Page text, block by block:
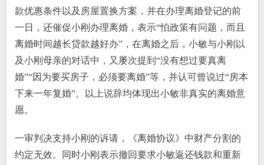
款优惠条件以及房屋置换方案，并在办理离婚登记的前
一日，还催促小刚办理离婚，表示“怕政策有问题，而且
离婚时间越长贷款越好办”，在离婚之后，小敏与小刚以
及小刚母亲的对话中，又屡次提到“没有想过要真离
婚”“因为要买房子，必须要离婚”等，并认可曾说过“房本
下来一年复婚”。以上说辞均体现出小敏非真实的离婚意
愿。
一审判决支持小刚的诉请，《离婚协议》中财产分割的
约定无效。同时小刚表示撤回要求小敏返还钱款和重新